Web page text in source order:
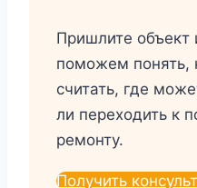
Пришлите
поможем понять,
считать, где
ли переходить к
ремонту.
Получить